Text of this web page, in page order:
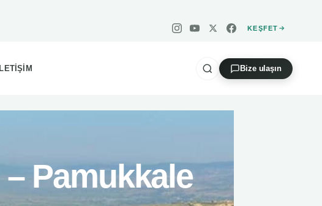
Instagram — Takip
YouTube — Abone
X — TakipFacebook — Beğen
KEŞFET
Bize ulaşın
Pamukkale